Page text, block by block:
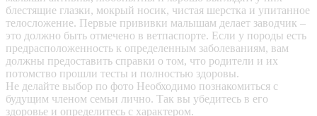
блестящие глазки, мокрый носик, чистая шерстка и упитанное
телосложение. Первые прививки малышам делает заводчик –
это должно быть отмечено в ветпаспорте. Если у породы есть
предрасположенность к определенным заболеваниям, вам
должны предоставить справки о том, что родители и их
потомство прошли тесты и полностью здоровы.
Не делайте выбор по фото Необходимо познакомиться с
будущим членом семьи лично. Так вы убедитесь в его
здоровье и определитесь с характером.